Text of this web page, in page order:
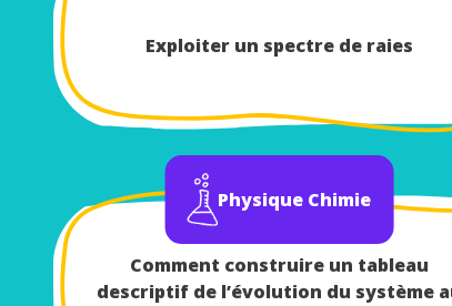
Exploiter un spectre de raies
Physique Chimie
Comment construire un tableau
descriptif de l’évolution du système